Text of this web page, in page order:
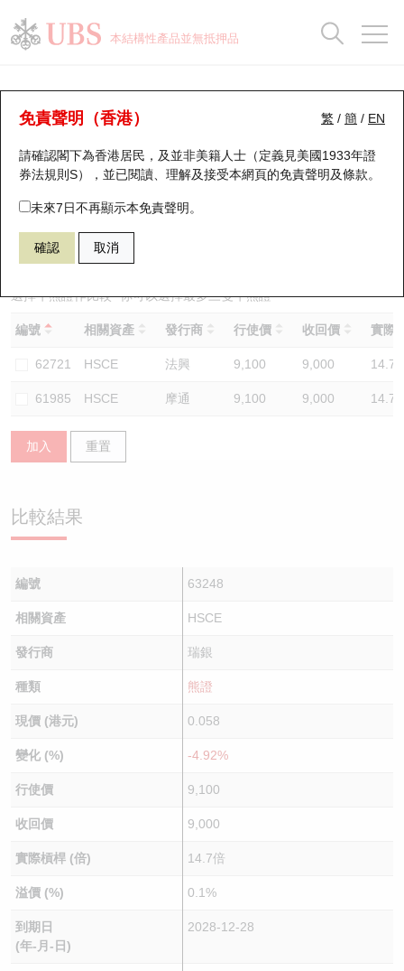
本結構性產品並無抵押品
繁 / 簡 / EN
免責聲明（香港）
請確認閣下為香港居民，及並非美籍人士（定義見美國1933年證
券法規則S），並已閱讀、理解及接受本網頁的免責聲明及條款。
未來7日不再顯示本免責聲明。
確認 取消
牛熊證分析儀
表現 街貨統計 比較
63248 瑞銀熊證 HSCE 國企指數
選擇牛熊證作比較 *你可以選擇最多三隻牛熊證
編號 相關資產 發行商 行使價 收回價 實際
62721 HSCE 法興 9,100 9,000 14.7
61985 HSCE 摩通 9,100 9,000 14.7
加入 重置
比較結果
編號 63248
相關資產 HSCE
發行商 瑞銀
種類 熊證
現價 (港元) 0.058
變化 (%) -4.92%
行使價 9,100
收回價 9,000
實際槓桿 (倍) 14.7倍
溢價 (%) 0.1%
到期日
(年-月-日)
2028-12-28
瑞銀認股證一覽
新發行瑞銀認股證
即將到期認股證
認股證到期結算價查詢
認股證分析儀
認股證速算機
認股證/牛熊證日誌
認股證文件及公告 (瑞信)
街貨統計
比較
牛熊全景快搜
牛熊證搜尋
牛熊證街貨分佈圖
正股牛熊證列表
新發行瑞銀牛熊證
已收回牛熊證剩餘價值
牛熊證到期結算價查詢
牛熊證速算機
牛熊證文件及公告 (瑞信)
街貨統計
比較
十大升幅/跌幅
十大認股證成交分佈
十天股證佔大市成交
資金流
街貨統計
三十大平均引伸波幅
正股分析儀
二十大活躍股份
恒指成份股
國指成份股
科指成份股
相關資產沽空
中資ETFs溢價比較
即市板塊表現
收市競價變化
持股比重
顯示所有持股比重
每月輪證大市專題
輪證專欄
講座及教育短片
認股證投資者教育
牛熊證投資者教育
認股證牛熊證常問問題